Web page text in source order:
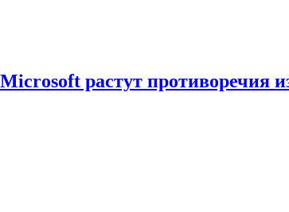
растут противоречия